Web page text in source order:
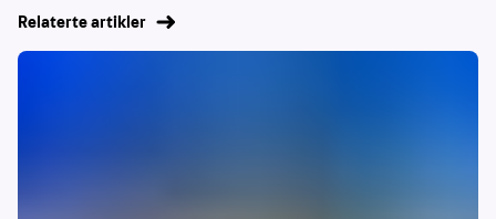
Relaterte artikler